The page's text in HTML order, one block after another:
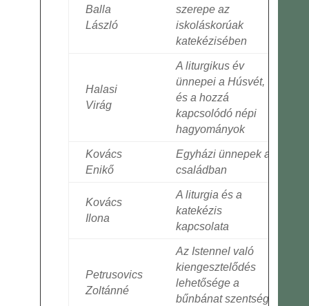
Balla
László
szerepe az
iskoláskorúak
katekézisében
Halasi
Virág
A liturgikus év
ünnepei a Húsvét,
és a hozzá
kapcsolódó népi
hagyományok
Kovács
Enikő
Egyházi ünnepek a
családban
Kovács
Ilona
A liturgia és a
katekézis
kapcsolata
Petrusovics
Zoltánné
Az Istennel való
kiengesztelődés
lehetősége a
bűnbánat szentsége